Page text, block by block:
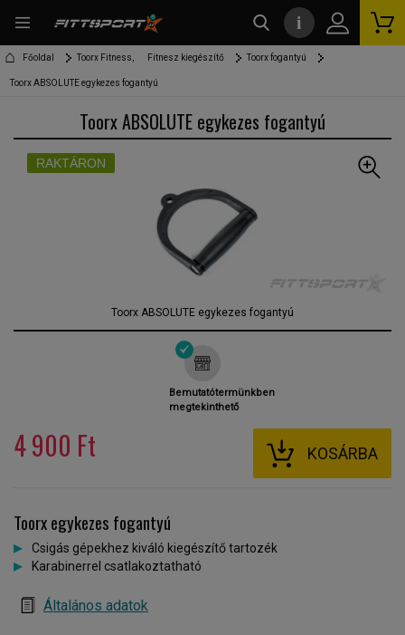
Főoldal Toorx Fitness, Fitnesz kiegészítő Toorx fogantyú
Toorx ABSOLUTE egykezes fogantyú
Toorx ABSOLUTE egykezes fogantyú
RAKTÁRON
Toorx ABSOLUTE egykezes fogantyú
Bemutatótermünkben
megtekinthető
4 900 Ft KOSÁRBA
Toorx egykezes fogantyú
Csigás gépekhez kiváló kiegészítő tartozék
Karabinerrel csatlakoztatható
Általános adatok
i
kereső